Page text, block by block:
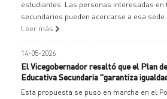
estudiantes. Las personas interesadas
secundarios pueden acercarse a esa sede.
Leer más
14-05-2026
El Vicegobernador resaltó que el Plan
Educativa Secundaria "garantiza
Esta propuesta se puso en marcha en el